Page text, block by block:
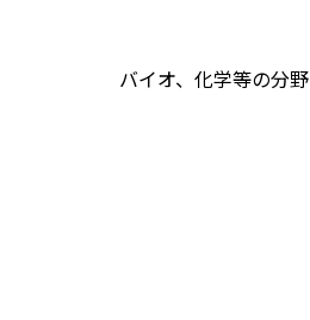
バイオ、化学等の分